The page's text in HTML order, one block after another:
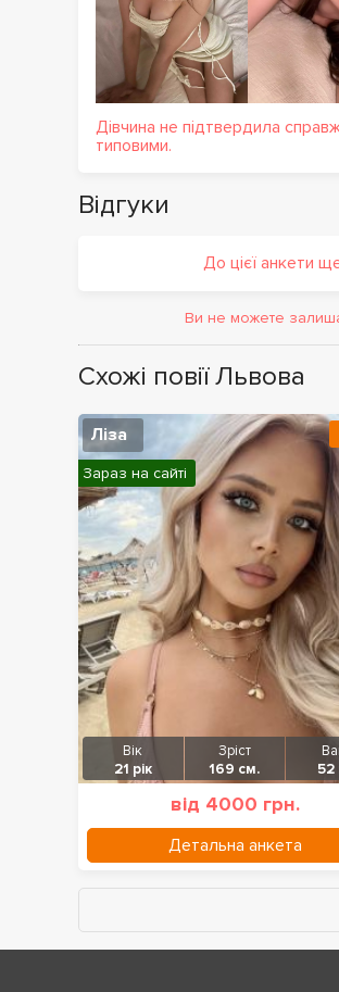
Дівчина не підтвердила
типовими.
Відгуки
До цієї анкети
Ви не можете
Схожі повії Львова
Ліза
Вік
21 рік
Зріст
169 см.
52
від 4000 грн.
Детальна анкета
Зараз на сайті